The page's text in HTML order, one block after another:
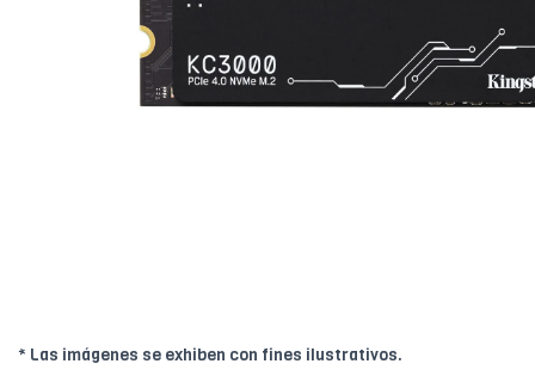
* Las imágenes se exhiben con fines ilustrativos.